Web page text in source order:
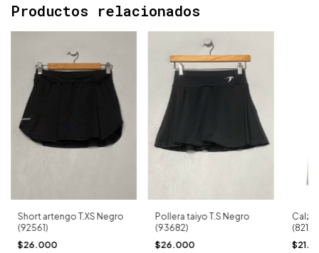
Productos relacionados
Short artengo T.XS Negro
(92561)
$26.000
Pollera taiyo T.S Negro
(93682)
$26.000
Calza
(82116)